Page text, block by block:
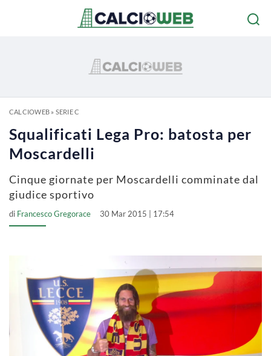
CALCIOWEB» SERIE C
Squalificati Lega Pro: batosta per
Moscardelli
Cinque giornate per Moscardelli comminate dal
giudice sportivo
di Francesco Gregorace 30 Mar 2015 | 17:54